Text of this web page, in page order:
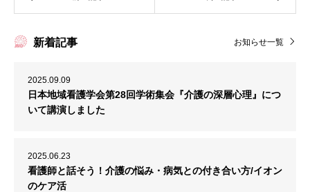
新着記事 お知らせ一覧
2025.09.09
日本地域看護学会第28回学術集会『介護の深層心理』につ
いて講演しました
2025.06.23
看護師と話そう！介護の悩み・病気との付き合い方/イオン
のケア活